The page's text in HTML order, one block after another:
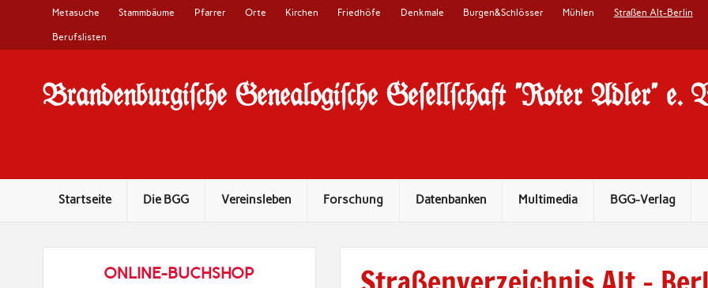
Metasuche Stammbäume Pfarrer Orte Kirchen Friedhöfe Denkmale Burgen&Schlösser Mühlen Straßen Alt-Berlin
Berufslisten
Brandenburgi#che Genealogi#che Ge#ell#chaft "Roter Adler" e.
Startseite Die BGG Vereinsleben Forschung Datenbanken Multimedia BGG-Verlag
ONLINE-BUCHSHOP